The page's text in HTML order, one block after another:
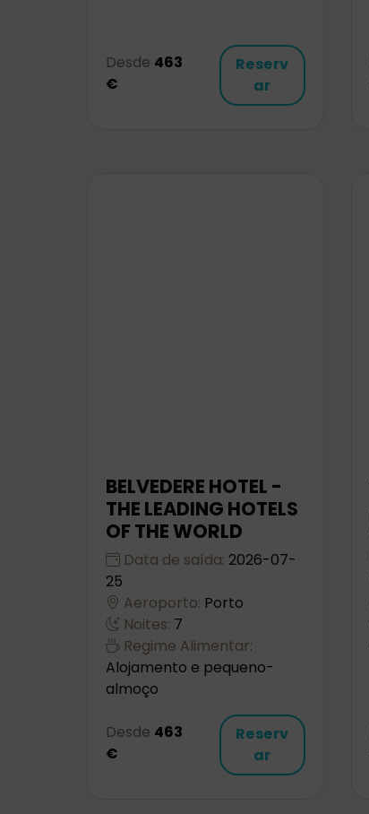
Desde 463
€
Reserv
ar
BELVEDERE HOTEL -
THE LEADING HOTELS
OF THE WORLD
Data de saída: 2026-07-
25
Aeroporto: Porto
Noites: 7
Regime Alimentar:
Alojamento e pequeno-
almoço
Desde 463
€
Reserv
ar